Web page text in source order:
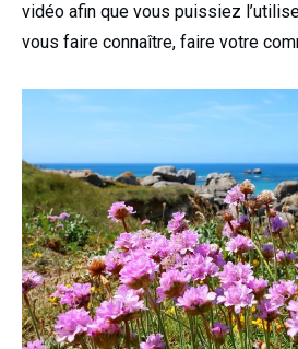
vidéo afin que vous puissiez
vous faire connaître, faire votre